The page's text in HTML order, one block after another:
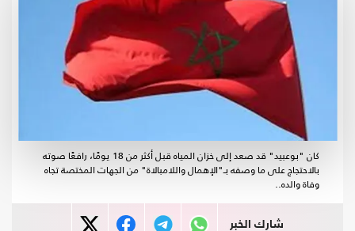
كان "بوعبيد" قد صعد إلى خزان المياه قبل أكثر من 18 يومًا، رافعًا صوته
بالاحتجاج على ما وصفه بـ"الإهمال واللامبالاة" من الجهات المختصة تجاه
وفاة والده..
شارك الخبر